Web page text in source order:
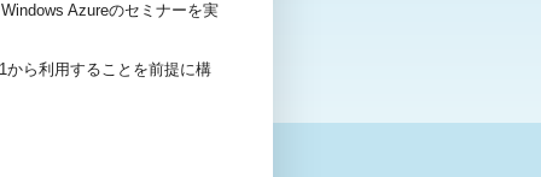
Azureのセミナーを実
ら利用することを前提に構